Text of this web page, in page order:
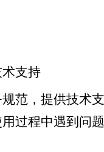
支持
范，提供技术
过程中遇到问